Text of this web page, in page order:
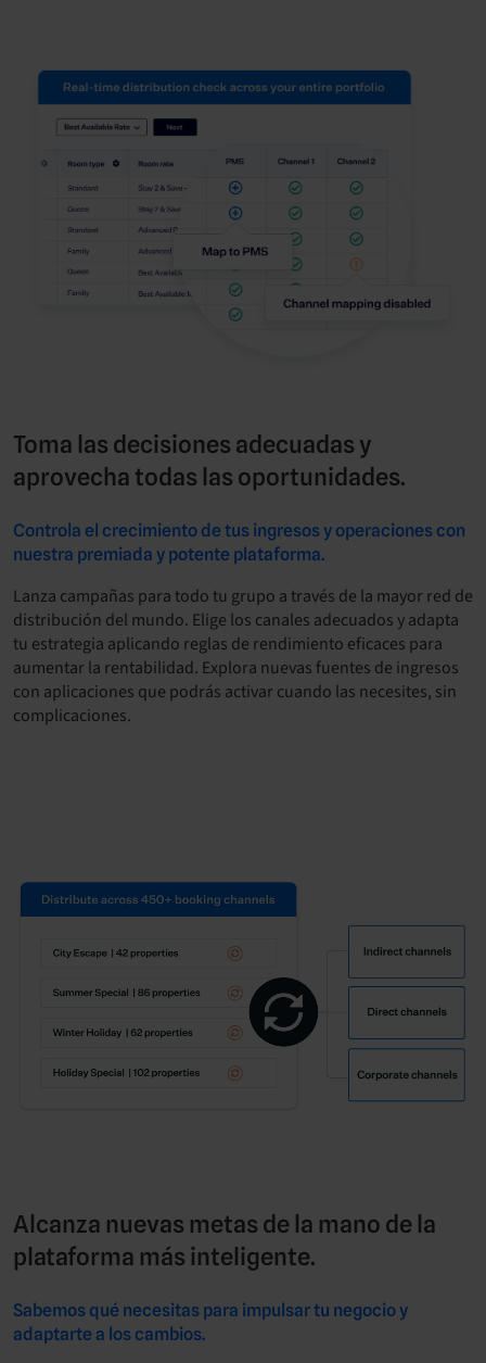
Toma las decisiones adecuadas y
aprovecha todas las oportunidades.
Controla el crecimiento de tus ingresos y operaciones con
nuestra premiada y potente plataforma.
Lanza campañas para todo tu grupo a través de la mayor red de
distribución del mundo. Elige los canales adecuados y adapta
tu estrategia aplicando reglas de rendimiento eficaces para
aumentar la rentabilidad. Explora nuevas fuentes de ingresos
con aplicaciones que podrás activar cuando las necesites, sin
complicaciones.
Alcanza nuevas metas de la mano de la
plataforma más inteligente.
Sabemos qué necesitas para impulsar tu negocio y
adaptarte a los cambios.